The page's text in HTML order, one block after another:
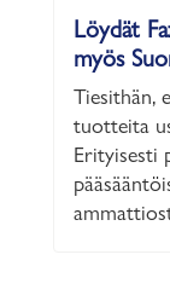
Löydät
myös
Tiesithän,
tuotteita
Erityisesti